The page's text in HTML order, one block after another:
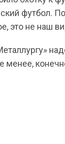
футбол.
это не наш
менее,